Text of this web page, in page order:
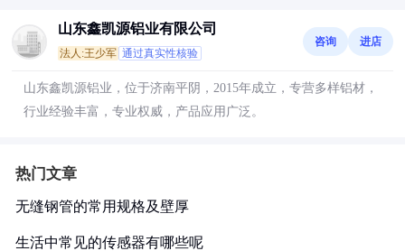
山东鑫凯源铝业有限公司
法人:王少军 通过真实性核验
咨询 进店
山东鑫凯源铝业，位于济南平阴，2015年成立，专营多样铝材，
行业经验丰富，专业权威，产品应用广泛。
热门文章
无缝钢管的常用规格及壁厚
生活中常见的传感器有哪些呢